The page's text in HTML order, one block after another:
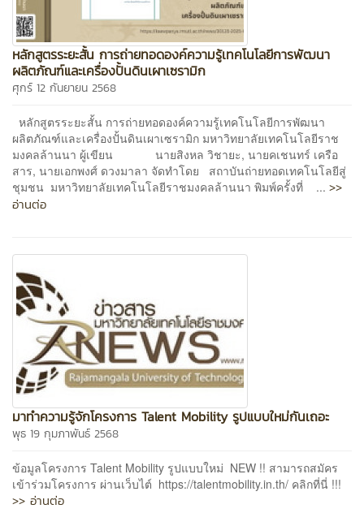
หลักสูตรระยะสั้น การถ่ายทอดองค์ความรู้เทคโนโลยีการพัฒนา
ผลิตภัณฑ์และเครื่องปั้นดินเผาเซรามิก
ศุกร์ 12 กันยายน 2568
หลักสูตรระยะสั้น การถ่ายทอดองค์ความรู้เทคโนโลยีการพัฒนา
ผลิตภัณฑ์และเครื่องปั้นดินเผาเซรามิก มหาวิทยาลัยเทคโนโลยีราช
มงคลล้านนา ผู้เขียน นายสิงหล วิชายะ, นายคเชนทร์ เครือ
สาร, นายเอกพงศ์ ดวงมาลา จัดทำโดย สถาบันถ่ายทอดเทคโนโลยีสู่
ชุมชน มหาวิทยาลัยเทคโนโลยีราชมงคลล้านนา พิมพ์ครั้งที่ ... >>
อ่านต่อ
มาทำความรู้จักโครงการ Talent Mobility รูปแบบใหม่กันเถอะ
พุธ 19 กุมภาพันธ์ 2568
ข้อมูลโครงการ Talent Mobility รูปแบบใหม่ NEW !! สามารถสมัคร
เข้าร่วมโครงการ ผ่านเว็บไต์ https://talentmobility.in.th/ คลิกที่นี่ !!!
>> อ่านต่อ